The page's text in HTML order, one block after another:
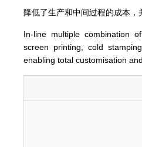
降低了生产和中间过程的成本，
In-line multiple combination
screen printing, cold
enabling total customisation